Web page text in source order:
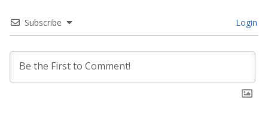
Subscribe Login